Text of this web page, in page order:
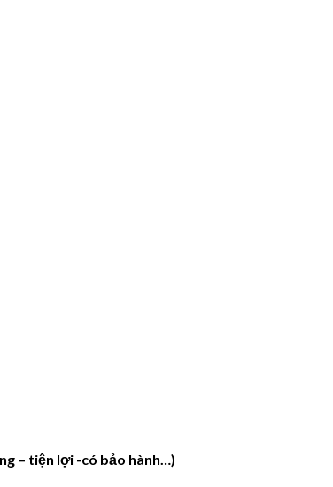
– tiện lợi -có bảo hành…)